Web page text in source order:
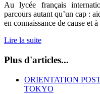
Au lycée français
parcours autant qu’un cap :
en connaissance de cause et
Lire la suite
Plus d'articles...
ORIENTATION
TOKYO